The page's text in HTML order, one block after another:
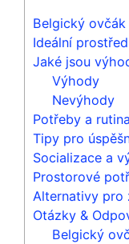
Belgický
Ideální
Jaké jsou
Výhody
Nevýhody
Potřeby a
Tipy pro
Socializace a
Prostorové
Alternativy pro
Otázky &
Belgický